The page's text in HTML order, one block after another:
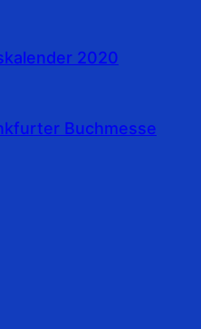
2020
Buchmesse